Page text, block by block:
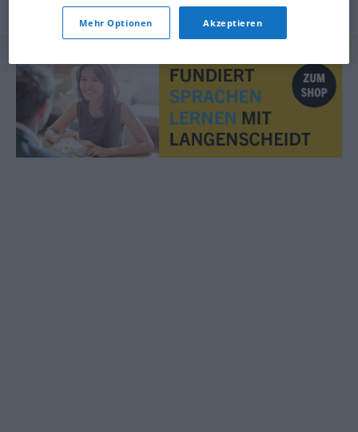
© LibreOffice
Mehr Optionen Akzeptieren